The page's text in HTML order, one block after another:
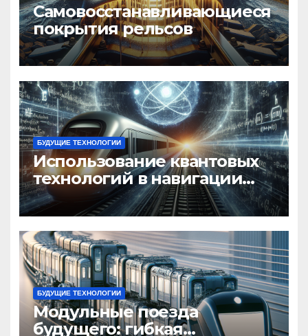
Самовосстанавливающиеся
покрытия рельсов
БУДУЩИЕ ТЕХНОЛОГИИ
Использование квантовых
технологий в навигации
поездов
БУДУЩИЕ ТЕХНОЛОГИИ
Модульные поезда
будущего: гибкая